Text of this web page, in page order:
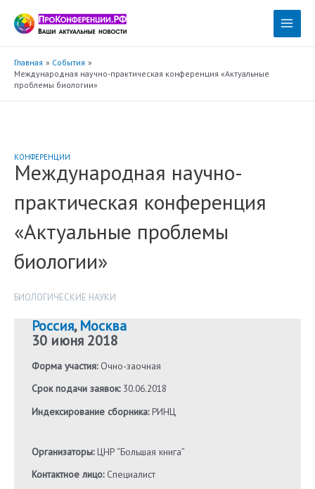
содержимому
Main
Главная
События
Международная научно-практическая конференция «Актуальные
проблемы биологии»
КОНФЕРЕНЦИИ
Международная научно-
практическая конференция
«Актуальные проблемы
биологии»
БИОЛОГИЧЕСКИЕ НАУКИ
Россия,Москва
30 июня 2018
Форма участия:Очно-заочная
Срок подачи заявок:30.06.2018
Индексирование сборника:РИНЦ
Организаторы:ЦНР “Большая книга”
Контактное лицо:Специалист